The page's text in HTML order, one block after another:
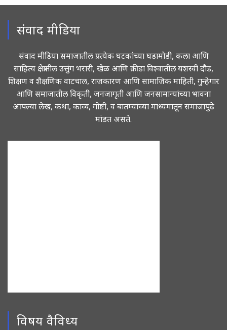
संवाद मीडिया
संवाद मीडिया समाजातील प्रत्येक घटकांच्या घडामोडी, कला आणि
साहित्य क्षेत्रातील उत्तुंग भरारी, खेळ आणि क्रीडा विश्वातील यशस्वी दौड,
शिक्षण व शैक्षणिक वाटचाल, राजकारण आणि सामाजिक माहिती, गुन्हेगार
आणि समाजातील विकृती, जनजागृती आणि जनसामान्यांच्या भावना
आपल्या लेख, कथा, काव्य, गोष्टी, व बातम्यांच्या माध्यमातून समाजापुढे
मांडत असते.
विषय वैविध्य